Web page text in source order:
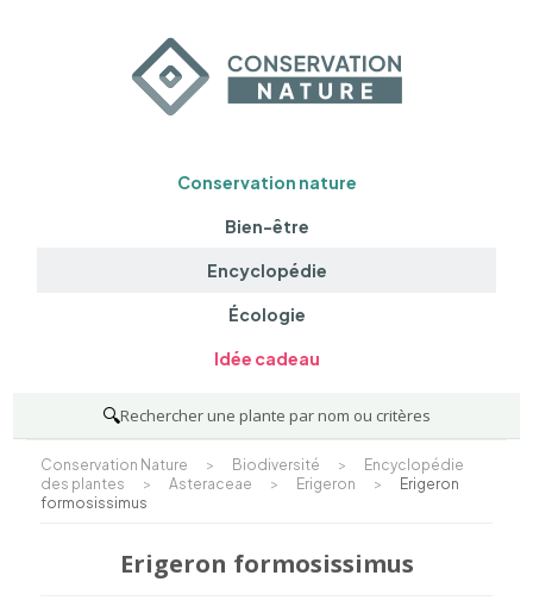
Conservation nature
Bien-être
Encyclopédie
Écologie
Idée cadeau
🔍Rechercher une plante par nom ou critères
Conservation Nature > Biodiversité >
Encyclopédie
des plantes
> Asteraceae > Erigeron >
Erigeron
formosissimus
Erigeron formosissimus